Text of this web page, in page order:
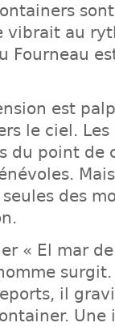
vibrait au
Fourneau
est
le ciel.
du point de
des
« El mar
il